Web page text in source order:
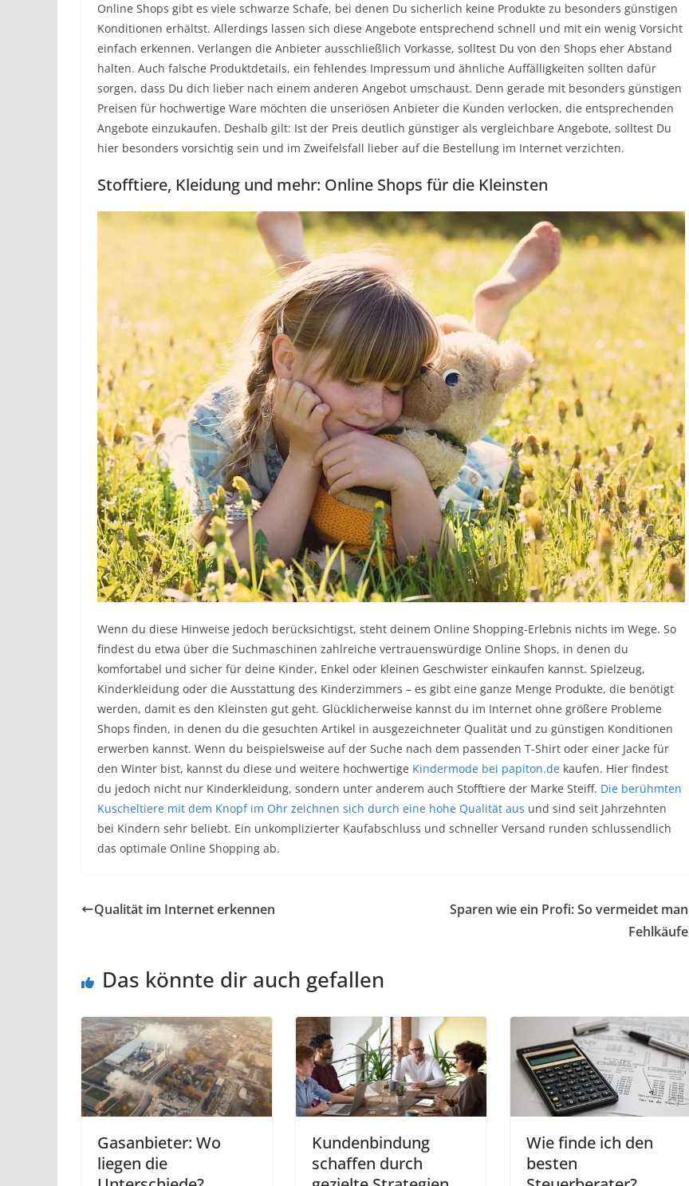
Online Shops gibt es viele schwarze Schafe, bei denen Du sicherlich keine Produkte zu besonders günstigen
Konditionen erhältst. Allerdings lassen sich diese Angebote entsprechend schnell und mit ein wenig Vorsicht
einfach erkennen. Verlangen die Anbieter ausschließlich Vorkasse, solltest Du von den Shops eher Abstand
halten. Auch falsche Produktdetails, ein fehlendes Impressum und ähnliche Auffälligkeiten sollten dafür
sorgen, dass Du dich lieber nach einem anderen Angebot umschaust. Denn gerade mit besonders günstigen
Preisen für hochwertige Ware möchten die unseriösen Anbieter die Kunden verlocken, die entsprechenden
Angebote einzukaufen. Deshalb gilt: Ist der Preis deutlich günstiger als vergleichbare Angebote, solltest Du
hier besonders vorsichtig sein und im Zweifelsfall lieber auf die Bestellung im Internet verzichten.
Stofftiere, Kleidung und mehr: Online Shops für die Kleinsten
Wenn du diese Hinweise jedoch berücksichtigst, steht deinem Online Shopping-Erlebnis nichts im Wege. So
findest du etwa über die Suchmaschinen zahlreiche vertrauenswürdige Online Shops, in denen du
komfortabel und sicher für deine Kinder, Enkel oder kleinen Geschwister einkaufen kannst. Spielzeug,
Kinderkleidung oder die Ausstattung des Kinderzimmers – es gibt eine ganze Menge Produkte, die benötigt
werden, damit es den Kleinsten gut geht. Glücklicherweise kannst du im Internet ohne größere Probleme
Shops finden, in denen du die gesuchten Artikel in ausgezeichneter Qualität und zu günstigen Konditionen
erwerben kannst. Wenn du beispielsweise auf der Suche nach dem passenden T-Shirt oder einer Jacke für
den Winter bist, kannst du diese und weitere hochwertige Kindermode bei papiton.de kaufen. Hier findest
du jedoch nicht nur Kinderkleidung, sondern unter anderem auch Stofftiere der Marke Steiff. Die berühmten
Kuscheltiere mit dem Knopf im Ohr zeichnen sich durch eine hohe Qualität aus und sind seit Jahrzehnten
bei Kindern sehr beliebt. Ein unkomplizierter Kaufabschluss und schneller Versand runden schlussendlich
das optimale Online Shopping ab.
Qualität im Internet erkennen
Sparen wie ein Profi: So vermeidet man
Fehlkäufe
Das könnte dir auch gefallen
Gasanbieter: Wo
liegen die
Kundenbindung
schaffen durch
Wie finde ich den
besten